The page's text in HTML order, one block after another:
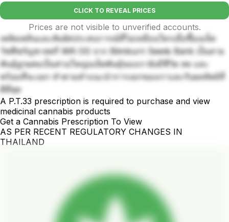
CLICK TO REVEAL PRICES
Prices are not visible to unverified accounts.
เพลิดเพลินและสัมผัสประสบการณ์ที่ไม่เหมือนใครเมื่อซื้อเมล็ด
วัชพืชกัญชาสตรี Wifi OG จาก Blimburn Seeds Bank เป็นสาย
พันธุ์ลูกผสมเป็นส่วนใหญ่เมล็ดพันธุ์ของเรายังมีชีวิต สด และ
พร้อมที่จะงอก ทำตามคำแนะนำการงอกของเราและรับผลลัพธ์ที่
ดีที่สุด
A P.T.33 prescription is required to purchase and view
medicinal cannabis products
Get a Cannabis Prescription To View
AS PER RECENT REGULATORY CHANGES IN
THAILAND